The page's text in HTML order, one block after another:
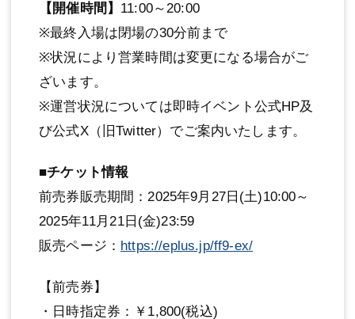
【開催時間】 11:00～20:00
※最終入場は閉場の30分前まで
※状況により営業時間は変更になる場合がご
ざいます。
※運営状況については即時イベント公式HP及
び公式X（旧Twitter）でご案内いたします。
■チケット情報
前売券販売期間：2025年9月27日(土)10:00～
2025年11月21日(金)23:59
販売ページ： https://eplus.jp/ff9-ex/
【前売券】
・日時指定券：￥1,800(税込)